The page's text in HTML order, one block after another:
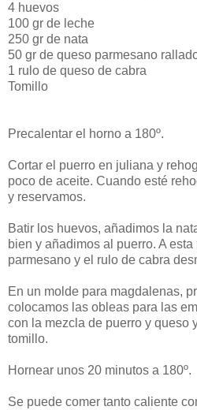
4 huevos
100 gr de leche
250 gr de nata
50 gr de queso parmesano
1 rulo de queso de cabra
Tomillo
Precalentar el horno a 180º.
Cortar el puerro en juliana y
poco de aceite. Cuando esté
y reservamos.
Batir los huevos, añadimos la
bien y añadimos al puerro. A
parmesano y el rulo de cabra
En un molde para magdalenas,
colocamos las obleas para las
con la mezcla de puerro y queso
tomillo.
Hornear unos 20 minutos a 180º.
Se puede comer tanto caliente